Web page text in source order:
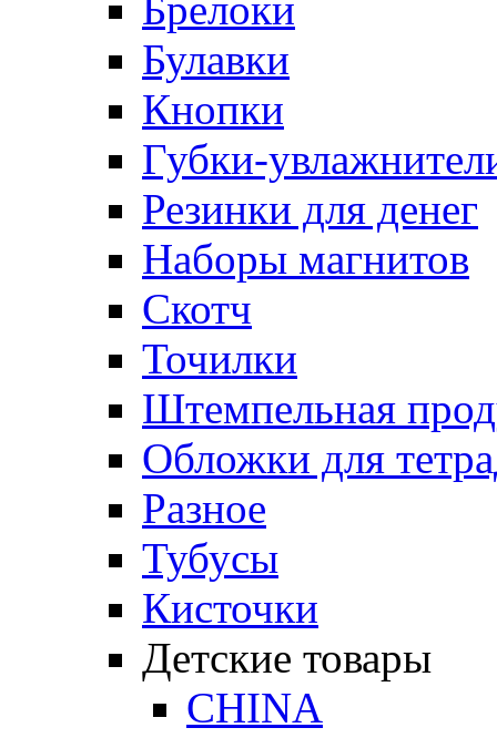
Булавки
Кнопки
Губки-
Резинки для денег
Наборы магнитов
Скотч
Точилки
Штемпельная
Обложки для
Разное
Тубусы
Кисточки
Детские товары
CHINA